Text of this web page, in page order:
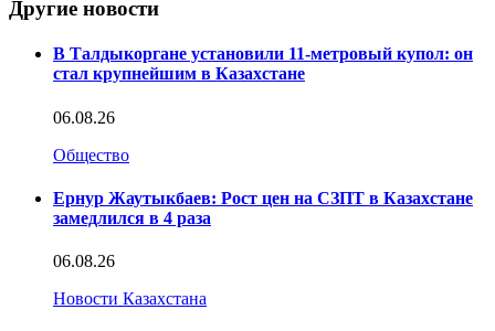
Другие новости
В Талдыкоргане установили 11-метровый купол: он
стал крупнейшим в Казахстане
06.08.26
Общество
Ернур Жаутыкбаев: Рост цен на СЗПТ в Казахстане
замедлился в 4 раза
06.08.26
Новости Казахстана